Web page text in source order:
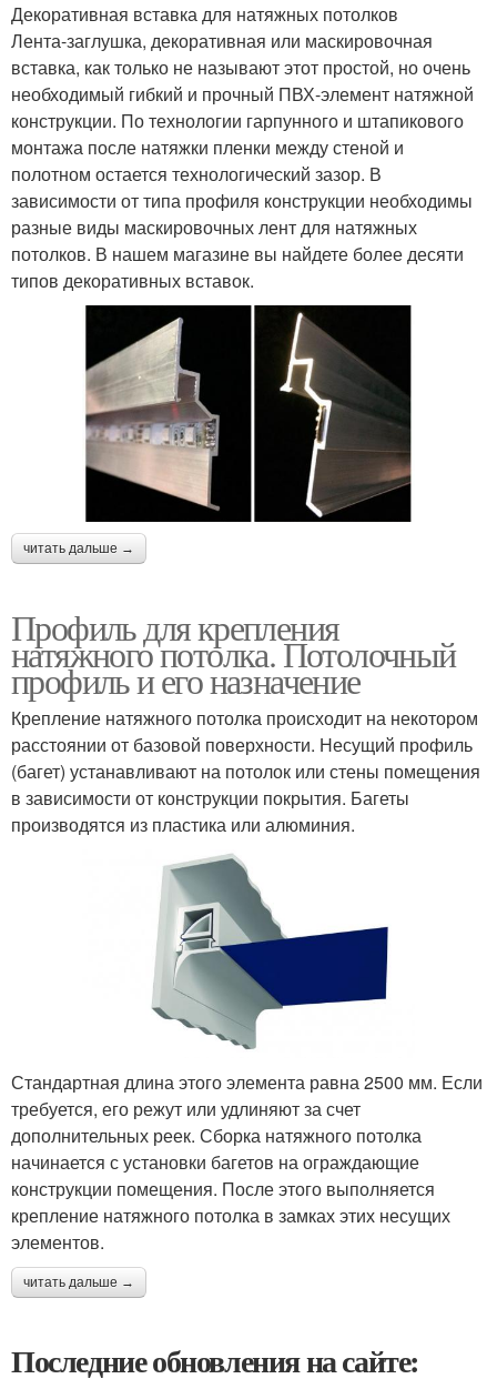
Декоративная вставка для натяжных потолков
Лента-заглушка, декоративная или маскировочная
вставка, как только не называют этот простой, но очень
необходимый гибкий и прочный ПВХ-элемент натяжной
конструкции. По технологии гарпунного и штапикового
монтажа после натяжки пленки между стеной и
полотном остается технологический зазор. В
зависимости от типа профиля конструкции необходимы
разные виды маскировочных лент для натяжных
потолков. В нашем магазине вы найдете более десяти
типов декоративных вставок.
читать дальше →
Профиль для крепления
натяжного потолка. Потолочный
профиль и его назначение
Крепление натяжного потолка происходит на некотором
расстоянии от базовой поверхности. Несущий профиль
(багет) устанавливают на потолок или стены помещения
в зависимости от конструкции покрытия. Багеты
производятся из пластика или алюминия.
Стандартная длина этого элемента равна 2500 мм. Если
требуется, его режут или удлиняют за счет
дополнительных реек. Сборка натяжного потолка
начинается с установки багетов на ограждающие
конструкции помещения. После этого выполняется
крепление натяжного потолка в замках этих несущих
элементов.
читать дальше →
Последние обновления на сайте: